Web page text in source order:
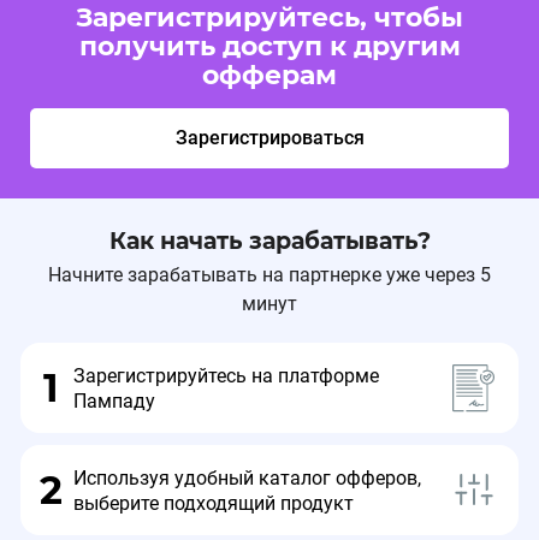
Зарегистрируйтесь, чтобы
получить доступ к другим
офферам
Зарегистрироваться
Как начать зарабатывать?
Начните зарабатывать на партнерке уже через 5
минут
1
Зарегистрируйтесь на платформе
Пампаду
2 Используя удобный каталог офферов,
выберите подходящий продукт